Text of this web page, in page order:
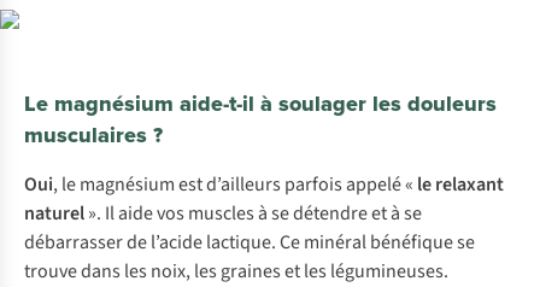
Le magnésium aide-t-il à soulager les douleurs
musculaires ?
Oui, le magnésium est d’ailleurs parfois appelé « le relaxant
naturel». Il aide vos muscles à se détendre et à se
débarrasser de l’acide lactique. Ce minéral bénéfique se
trouve dans les noix, les graines et les légumineuses.